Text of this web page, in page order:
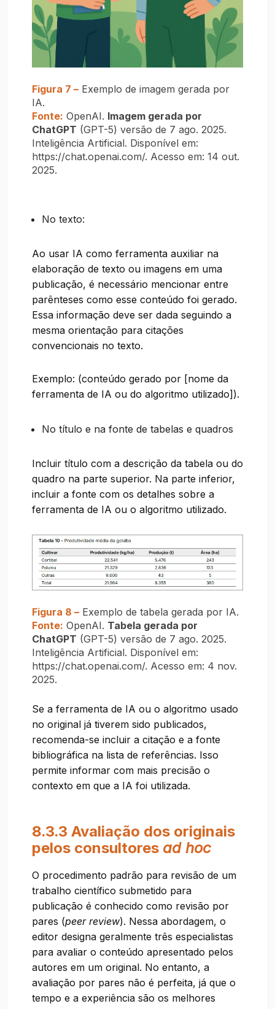
Figura 7 – Exemplo de imagem gerada por
IA.
Fonte: OpenAI. Imagem gerada por
ChatGPT (GPT-5) versão de 7 ago. 2025.
Inteligência Artificial. Disponível em:
https://chat.openai.com/. Acesso em: 14 out.
2025.
No texto:
Ao usar IA como ferramenta auxiliar na
elaboração de texto ou imagens em uma
publicação, é necessário mencionar entre
parênteses como esse conteúdo foi gerado.
Essa informação deve ser dada seguindo a
mesma orientação para citações
convencionais no texto.
Exemplo: (conteúdo gerado por [nome da
ferramenta de IA ou do algoritmo utilizado]).
No título e na fonte de tabelas e quadros
Incluir título com a descrição da tabela ou do
quadro na parte superior. Na parte inferior,
incluir a fonte com os detalhes sobre a
ferramenta de IA ou o algoritmo utilizado.
Figura 8 – Exemplo de tabela gerada por IA.
Fonte: OpenAI. Tabela gerada por
ChatGPT (GPT-5) versão de 7 ago. 2025.
Inteligência Artificial. Disponível em:
https://chat.openai.com/. Acesso em: 4 nov.
2025.
Se a ferramenta de IA ou o algoritmo usado
no original já tiverem sido publicados,
recomenda-se incluir a citação e a fonte
bibliográfica na lista de referências. Isso
permite informar com mais precisão o
contexto em que a IA foi utilizada.
8.3.3 Avaliação dos originais
pelos consultores ad hoc
O procedimento padrão para revisão de um
trabalho científico submetido para
publicação é conhecido como revisão por
pares (peer review). Nessa abordagem, o
editor designa geralmente três especialistas
para avaliar o conteúdo apresentado pelos
autores em um original. No entanto, a
avaliação por pares não é perfeita, já que o
tempo e a experiência são os melhores